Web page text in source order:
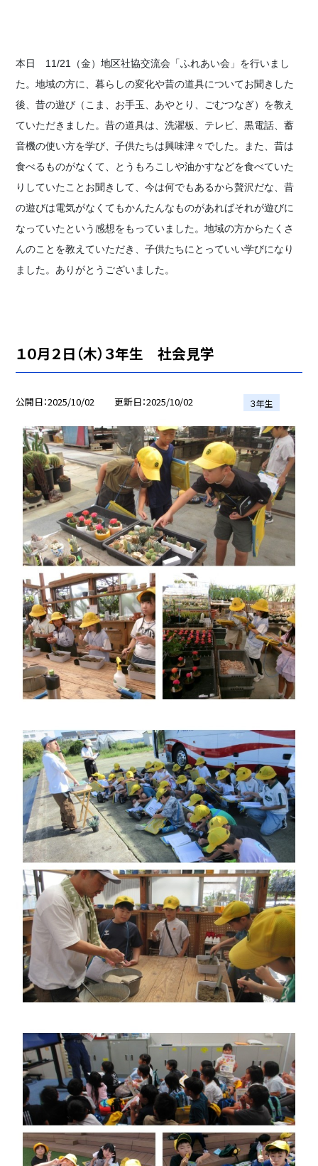
本日 11/21（金）地区社協交流会「ふれあい会」を行いまし
た。地域の方に、暮らしの変化や昔の道具についてお聞きした
後、昔の遊び（こま、お手玉、あやとり、ごむつなぎ）を教え
ていただきました。昔の道具は、洗濯板、テレビ、黒電話、蓄
音機の使い方を学び、子供たちは興味津々でした。また、昔は
食べるものがなくて、とうもろこしや油かすなどを食べていた
りしていたことお聞きして、今は何でもあるから贅沢だな、昔
の遊びは電気がなくてもかんたんなものがあればそれが遊びに
なっていたという感想をもっていました。地域の方からたくさ
んのことを教えていただき、子供たちにとっていい学びになり
ました。ありがとうございました。
１０月２日（木）３年生 社会見学
公開日 2025/10/02 更新日 2025/10/02 ３年生